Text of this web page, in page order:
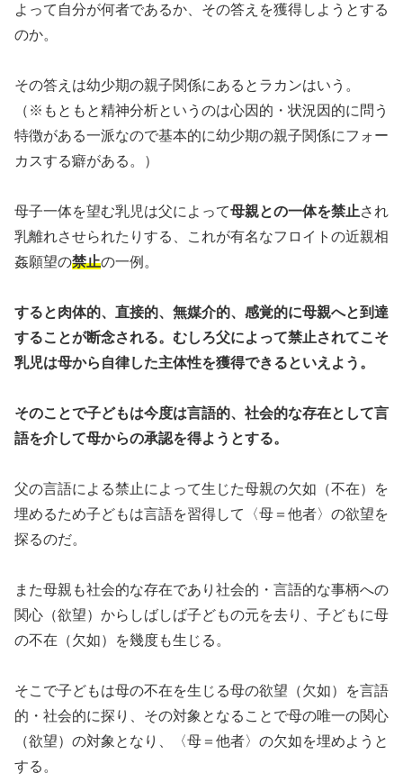
よって自分が何者であるか、その答えを獲得しようとする
のか。
その答えは幼少期の親子関係にあるとラカンはいう。
（※もともと精神分析というのは心因的・状況因的に問う
特徴がある一派なので基本的に幼少期の親子関係にフォー
カスする癖がある。）
母子一体を望む乳児は父によって母親との一体を禁止され
乳離れさせられたりする、これが有名なフロイトの近親相
姦願望の禁止の一例。
すると肉体的、直接的、無媒介的、感覚的に母親へと到達
することが断念される。むしろ父によって禁止されてこそ
乳児は母から自律した主体性を獲得できるといえよう。
そのことで子どもは今度は言語的、社会的な存在として言
語を介して母からの承認を得ようとする。
父の言語による禁止によって生じた母親の欠如（不在）を
埋めるため子どもは言語を習得して〈母＝他者〉の欲望を
探るのだ。
また母親も社会的な存在であり社会的・言語的な事柄への
関心（欲望）からしばしば子どもの元を去り、子どもに母
の不在（欠如）を幾度も生じる。
そこで子どもは母の不在を生じる母の欲望（欠如）を言語
的・社会的に探り、その対象となることで母の唯一の関心
（欲望）の対象となり、〈母＝他者〉の欠如を埋めようと
する。